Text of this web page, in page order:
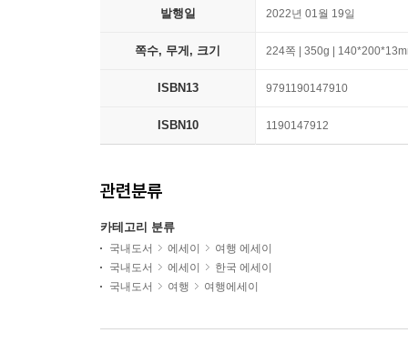
발행일 2022년 01월 19일
쪽수, 무게, 크기 224쪽 | 350g |
ISBN13 9791190147910
ISBN10 1190147912
관련분류
카테고리 분류
국내도서 에세이
여행 에세이
국내도서
에세이
한국 에세이
국내도서
여행 여행에세이